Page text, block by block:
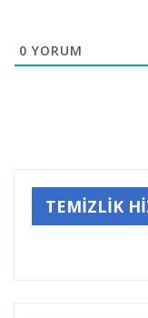
0 YORUM
TEMİZLİK